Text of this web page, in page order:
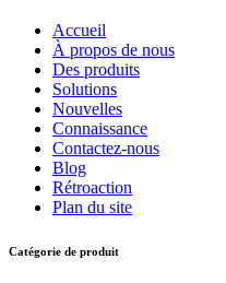
Accueil
À propos de nous
Des produits
Solutions
Nouvelles
Connaissance
Contactez-nous
Blog
Rétroaction
Plan du site
Catégorie de produit